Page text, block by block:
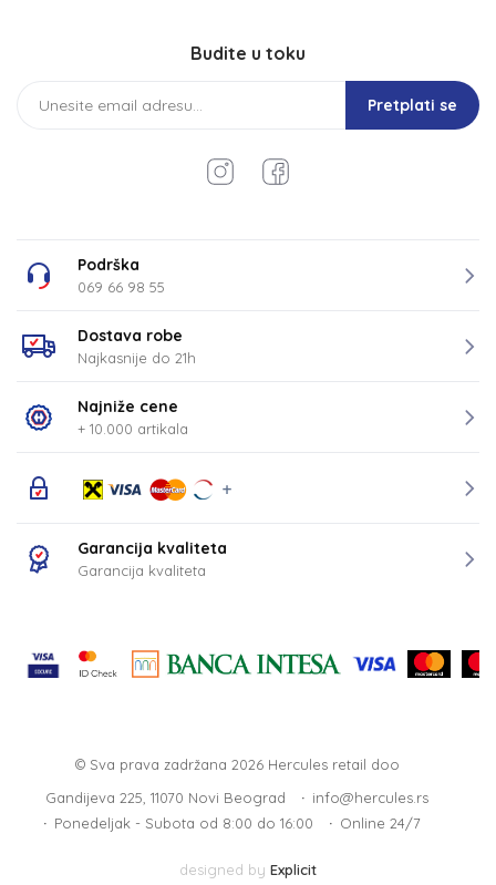
Budite u toku
Pretplati se
Podrška
069 66 98 55
Dostava robe
Najkasnije do 21h
Najniže cene
+ 10.000 artikala
Garancija kvaliteta
Garancija kvaliteta
© Sva prava zadržana 2026Hercules retail doo
Gandijeva 225, 11070 Novi Beograd
info@hercules.rs
Ponedeljak - Subota od 8:00 do 16:00
Online 24/7
designed by Explicit